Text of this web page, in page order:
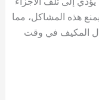
هذه المشاكل، مما
المكيف في وقت